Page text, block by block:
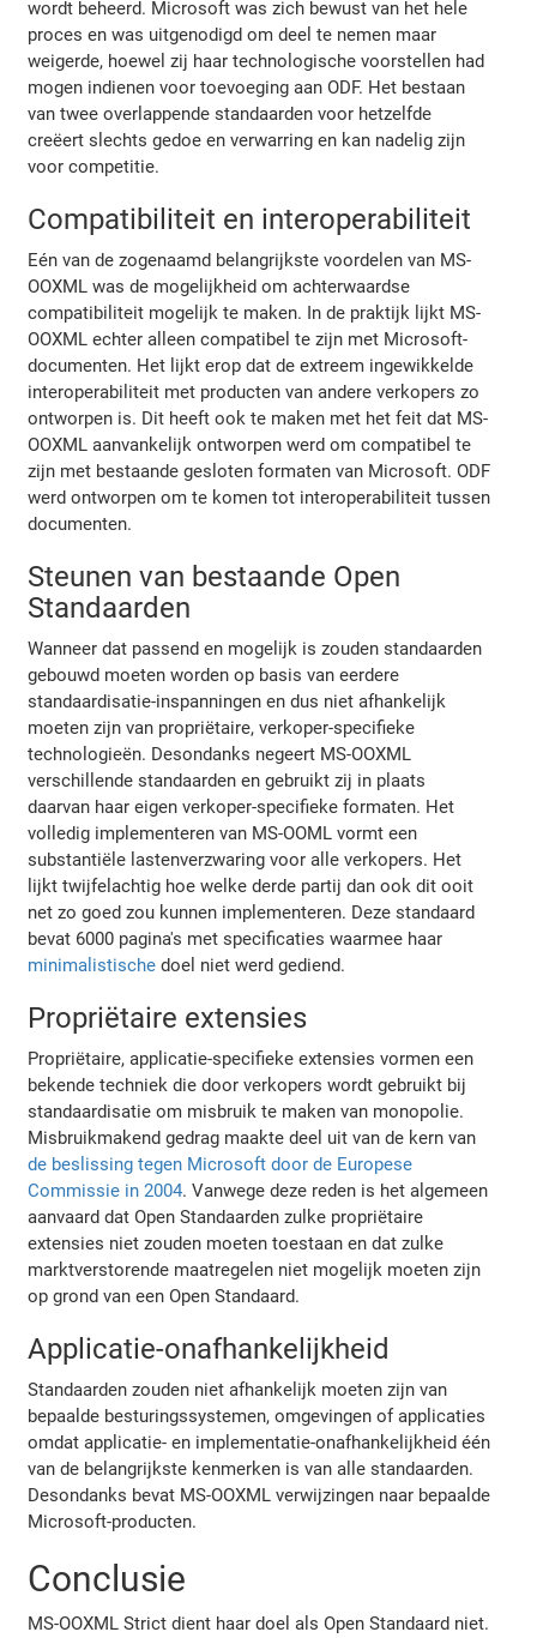
wordt beheerd. Microsoft was zich bewust van het hele
proces en was uitgenodigd om deel te nemen maar
weigerde, hoewel zij haar technologische voorstellen had
mogen indienen voor toevoeging aan ODF. Het bestaan
van twee overlappende standaarden voor hetzelfde
creëert slechts gedoe en verwarring en kan nadelig zijn
voor competitie.
Compatibiliteit en interoperabiliteit
Eén van de zogenaamd belangrijkste voordelen van MS-
OOXML was de mogelijkheid om achterwaardse
compatibiliteit mogelijk te maken. In de praktijk lijkt MS-
OOXML echter alleen compatibel te zijn met Microsoft-
documenten. Het lijkt erop dat de extreem ingewikkelde
interoperabiliteit met producten van andere verkopers zo
ontworpen is. Dit heeft ook te maken met het feit dat MS-
OOXML aanvankelijk ontworpen werd om compatibel te
zijn met bestaande gesloten formaten van Microsoft. ODF
werd ontworpen om te komen tot interoperabiliteit tussen
documenten.
Steunen van bestaande Open
Standaarden
Wanneer dat passend en mogelijk is zouden standaarden
gebouwd moeten worden op basis van eerdere
standaardisatie-inspanningen en dus niet afhankelijk
moeten zijn van propriëtaire, verkoper-specifieke
technologieën. Desondanks negeert MS-OOXML
verschillende standaarden en gebruikt zij in plaats
daarvan haar eigen verkoper-specifieke formaten. Het
volledig implementeren van MS-OOML vormt een
substantiële lastenverzwaring voor alle verkopers. Het
lijkt twijfelachtig hoe welke derde partij dan ook dit ooit
net zo goed zou kunnen implementeren. Deze standaard
bevat 6000 pagina's met specificaties waarmee haar
minimalistische doel niet werd gediend.
Propriëtaire extensies
Propriëtaire, applicatie-specifieke extensies vormen een
bekende techniek die door verkopers wordt gebruikt bij
standaardisatie om misbruik te maken van monopolie.
Misbruikmakend gedrag maakte deel uit van de kern van
de beslissing tegen Microsoft door de Europese
Commissie in 2004. Vanwege deze reden is het algemeen
aanvaard dat Open Standaarden zulke propriëtaire
extensies niet zouden moeten toestaan en dat zulke
marktverstorende maatregelen niet mogelijk moeten zijn
op grond van een Open Standaard.
Applicatie-onafhankelijkheid
Standaarden zouden niet afhankelijk moeten zijn van
bepaalde besturingssystemen, omgevingen of applicaties
omdat applicatie- en implementatie-onafhankelijkheid één
van de belangrijkste kenmerken is van alle standaarden.
Desondanks bevat MS-OOXML verwijzingen naar bepaalde
Microsoft-producten.
Conclusie
MS-OOXML Strict dient haar doel als Open Standaard niet.